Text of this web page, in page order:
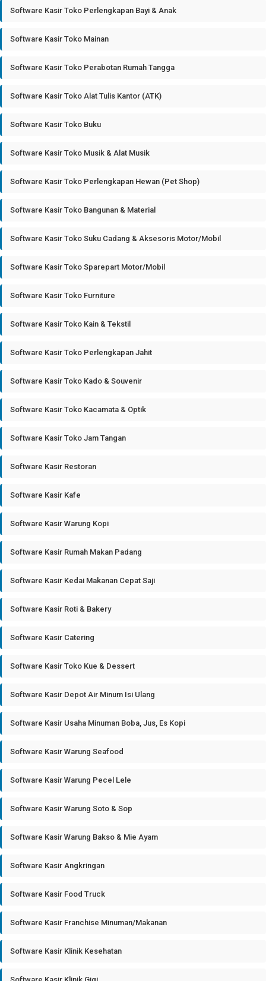
Software Kasir Toko Perlengkapan Bayi & Anak
Software Kasir Toko Mainan
Software Kasir Toko Perabotan Rumah Tangga
Software Kasir Toko Alat Tulis Kantor (ATK)
Software Kasir Toko Buku
Software Kasir Toko Musik & Alat Musik
Software Kasir Toko Perlengkapan Hewan (Pet Shop)
Software Kasir Toko Bangunan & Material
Software Kasir Toko Suku Cadang & Aksesoris Motor/Mobil
Software Kasir Toko Sparepart Motor/Mobil
Software Kasir Toko Furniture
Software Kasir Toko Kain & Tekstil
Software Kasir Toko Perlengkapan Jahit
Software Kasir Toko Kado & Souvenir
Software Kasir Toko Kacamata & Optik
Software Kasir Toko Jam Tangan
Software Kasir Restoran
Software Kasir Kafe
Software Kasir Warung Kopi
Software Kasir Rumah Makan Padang
Software Kasir Kedai Makanan Cepat Saji
Software Kasir Roti & Bakery
Software Kasir Catering
Software Kasir Toko Kue & Dessert
Software Kasir Depot Air Minum Isi Ulang
Software Kasir Usaha Minuman Boba, Jus, Es Kopi
Software Kasir Warung Seafood
Software Kasir Warung Pecel Lele
Software Kasir Warung Soto & Sop
Software Kasir Warung Bakso & Mie Ayam
Software Kasir Angkringan
Software Kasir Food Truck
Software Kasir Franchise Minuman/Makanan
Software Kasir Klinik Kesehatan